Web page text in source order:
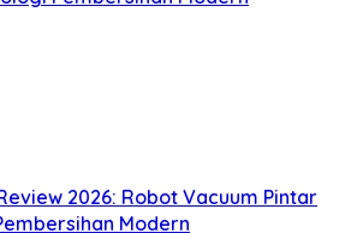
2026: Robot Vacuum Pintar
Modern